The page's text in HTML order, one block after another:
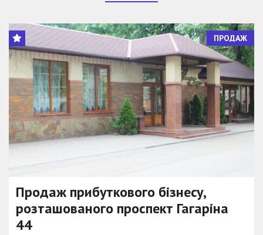
ПРОДАЖ
Продаж прибуткового бізнесу,
розташованого проспект Гагаріна
44